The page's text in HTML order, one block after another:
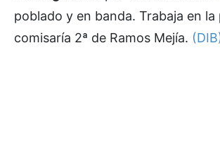
poblado y en banda. Trabaja en la
comisaría 2ª de Ramos Mejía.